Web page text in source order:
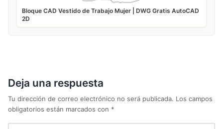
Bloque CAD Vestido de Trabajo Mujer | DWG Gratis AutoCAD
2D
Deja una respuesta
Tu dirección de correo electrónico no será publicada. Los campos
obligatorios están marcados con *